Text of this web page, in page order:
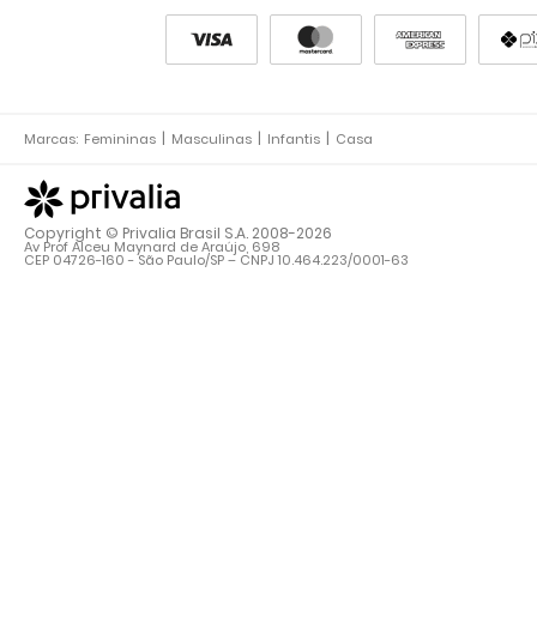
Marcas: Femininas Masculinas Infantis Casa
Copyright © Privalia Brasil S.A. 2008-2026
Av Prof Alceu Maynard de Araújo, 698
CEP 04726-160 - São Paulo/SP – CNPJ 10.464.223/0001-63